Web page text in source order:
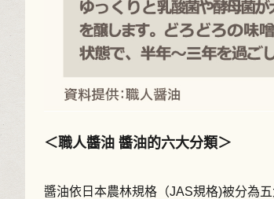
＜職人醬油 醬油的六大分類＞
醬油依日本農林規格（JAS規格)被分為